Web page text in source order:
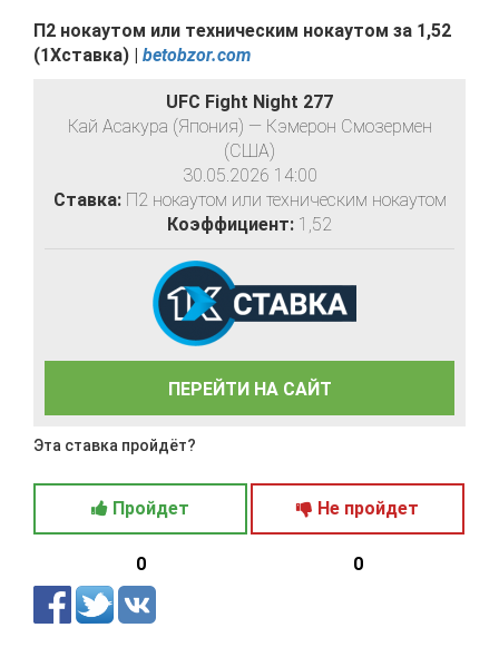
П2 нокаутом или техническим нокаутом за 1,52
(1Хставка) | betobzor.com
UFC Fight Night 277
Кай Асакура (Япония) — Кэмерон Смозермен
(США)
30.05.2026 14:00
Ставка:П2 нокаутом или техническим нокаутом
Коэффициент: 1,52
ПЕРЕЙТИ НА САЙТ
Эта ставка пройдёт?
Пройдет
0
Не пройдет
0